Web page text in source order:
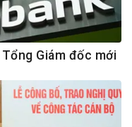
Giám đốc mới